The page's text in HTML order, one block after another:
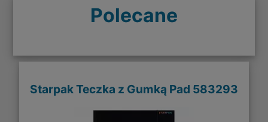
Polecane
Starpak Teczka z Gumką Pad 583293